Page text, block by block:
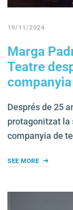
19/11/2024
Marga
Teatre
companyia
Després de 25
protagonitzat la
companyia de
SEE MORE